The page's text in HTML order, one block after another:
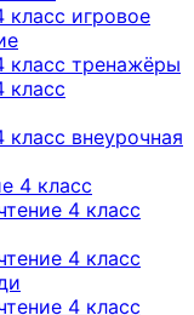
класс игровое
класс тренажёры
класс
класс внеурочная
4 класс
4 класс
4 класс
4 класс